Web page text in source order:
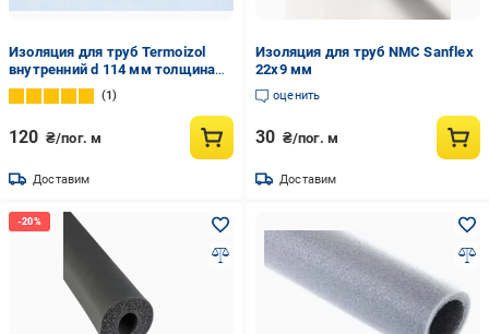
Изоляция для труб Termoizol
внутренний d 114 мм толщина
стенки 13 мм
1
120 ₴/пог. м
Доставим
Изоляция для труб NMC Sanflex
22х9 мм
оценить
30 ₴/пог. м
Доставим